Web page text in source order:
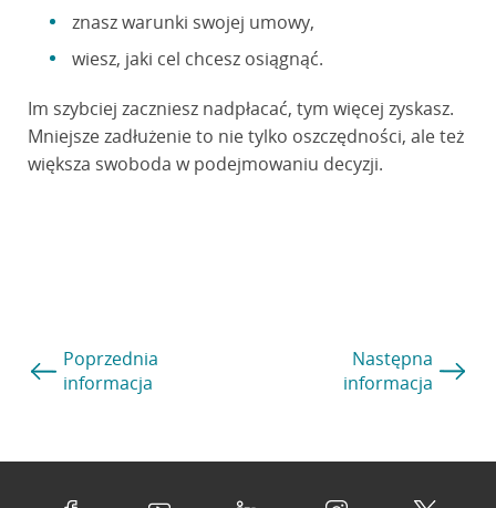
znasz warunki swojej umowy,
wiesz, jaki cel chcesz osiągnąć.
Im szybciej zaczniesz nadpłacać, tym więcej zyskasz.
Mniejsze zadłużenie to nie tylko oszczędności, ale też
większa swoboda w podejmowaniu decyzji.
Poprzednia
informacja
Następna
informacja